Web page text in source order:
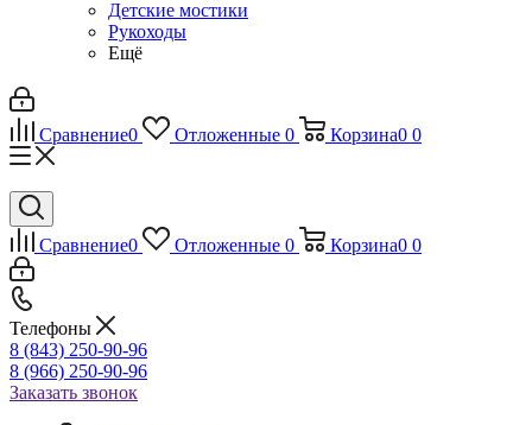
Детские мостики
Рукоходы
Ещё
Сравнение0 Отложенные 0 Корзина0 0
Сравнение0 Отложенные 0 Корзина0 0
Телефоны
8 (843) 250-90-96
8 (966) 250-90-96
Заказать звонок